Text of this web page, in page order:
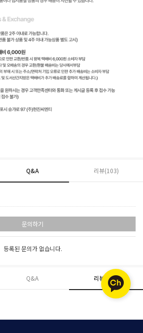
Q&A 리뷰(103)
문의하기
등록된 문의가 없습니다.
Q&A 리뷰( 103)